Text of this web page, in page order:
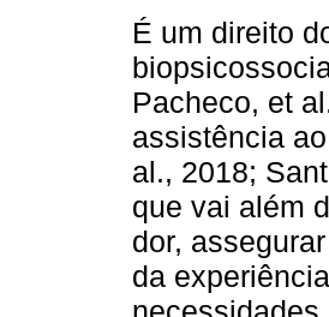
É um direito
Pacheco, et
assistência
al., 2018;
que vai além
dor,
da